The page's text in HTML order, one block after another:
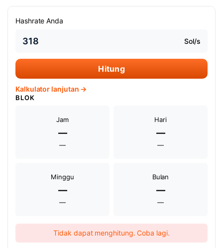
Hashrate Anda
Sol/s
Hitung
Kalkulator lanjutan →
BLOK
Jam
—
—
Hari
—
—
Minggu
—
—
Bulan
—
—
Tidak dapat menghitung. Coba lagi.